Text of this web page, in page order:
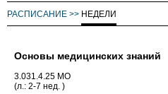
РАСПИСАНИЕ >> НЕДЕЛИ
Основы медицинских знаний
3.031.4.25 МО
(л.: 2-7 нед. )